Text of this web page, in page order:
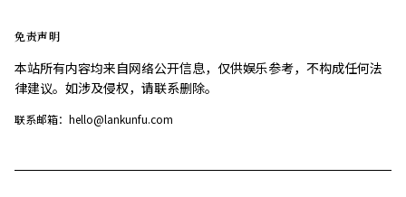
免责声明
本站所有内容均来自网络公开信息，仅供娱乐参考，不构成任何法
律建议。如涉及侵权，请联系删除。
联系邮箱：hello@lankunfu.com